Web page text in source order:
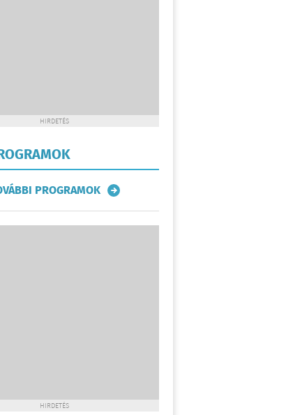
HIRDETÉS
PROGRAMOK
HIRDETÉS